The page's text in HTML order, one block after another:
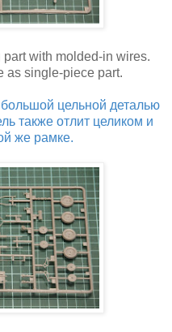
with molded-in wires.
as single-piece part.
цельной деталью
также отлит целиком и
же рамке.